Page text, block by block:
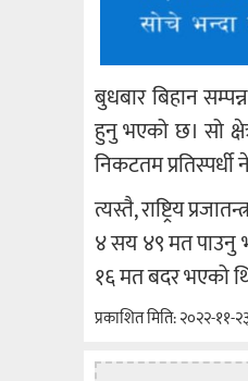
बुधबार बिहान
हुनु भएको छ। सो
निकटतम
त्यस्तै, राष्ट्रिय
४ सय ४९ मत पाउनु
१६ मत बदर भएको
प्रकाशित मिति: २०२२-११-